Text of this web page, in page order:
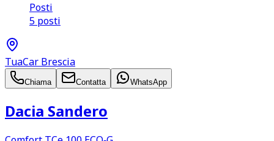
Posti
5 posti
TuaCar Brescia
Chiama Contatta WhatsApp
Dacia Sandero